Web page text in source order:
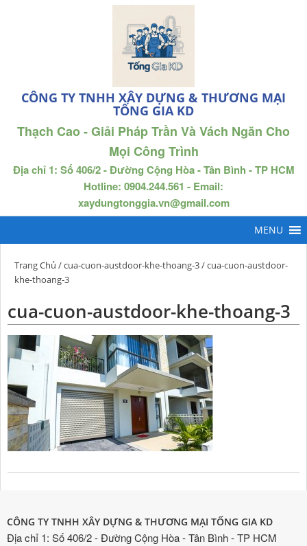
CÔNG TY TNHH XÂY DỰNG & THƯƠNG MẠI
TỐNG GIA KD
Thạch Cao - Giải Pháp Trần Và Vách Ngăn Cho
Mọi Công Trình
Địa chỉ 1: Số 406/2 - Đường Cộng Hòa - Tân Bình - TP HCM
Hotline: 0904.244.561 - Email:
xaydungtonggia.vn@gmail.com
Trang Chủ /cua-cuon-austdoor-khe-thoang-3/ cua-cuon-austdoor-
khe-thoang-3
cua-cuon-austdoor-khe-thoang-3
CÔNG TY TNHH XÂY DỰNG & THƯƠNG MẠI TỐNG GIA KD
Địa chỉ 1: Số 406/2 - Đường Cộng Hòa - Tân Bình - TP HCM